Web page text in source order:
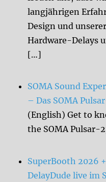
langjährigen
Design und
Hardware-Delays
[…]
SOMA Sound
– Das SOMA
(English) Get to
the SOMA Pulsar-
SuperBooth 2026
DelayDude live im